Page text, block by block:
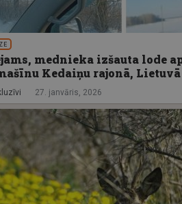
mednieka izšauta lode
Kedaiņu rajonā, Lietuvā
27. janvāris, 2026